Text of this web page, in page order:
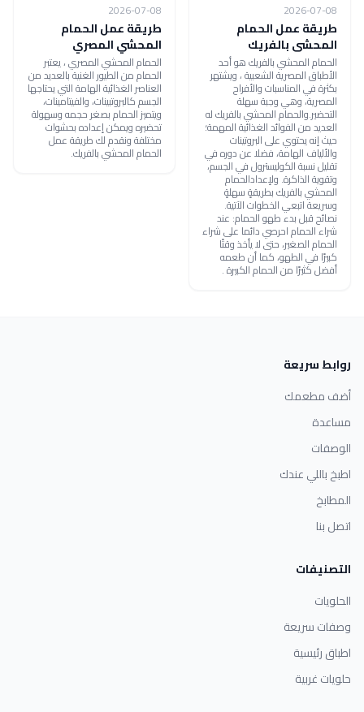
2026-07-08
طريقة عمل الحمام
المحشى بالفريك
الحمام المحشي بالفريك هو أحد
الأطباق المصرية الشعبية ، ويشتهر
بكثرة في المناسبات والأفراح
المصرية، وهي وجبة سهلة
التحضير.والحمام المحشي بالفريك له
العديد من الفوائد الغذائية المهمة؛
حيث إنه يحتوي على البروتينات
والألياف الهامة، فضلا عن دوره في
تقليل نسبة الكوليسترول في الجسم،
وتقوية الذاكرة. ولإعدادالحمام
المحشي بالفريك بطريقةٍ سهلةٍ
وسريعة اتبعي الخطوات الآتية.
نصائح قبل بدء طهو الحمام: عند
شراء الحمام احرصي دائما على شراء
الحمام الصغير، حتى لا يأخذ وقتًا
كبيرًا في الطهو، كما أن طعمه
أفضل كثيرًا من الحمام الكبيرة .
2026-07-08
طريقة عمل الحمام
المحشي المصري
الحمام المحشي المصري ، يعتبر
الحمام من الطيور الغنية بالعديد من
العناصر الغذائية الهامة التي يحتاجها
الجسم كالبروتبينات، والفيتامينات،
ويتميز الحمام بصغر حجمه وسهولة
تحضيره ويمكن إعداده بحشوات
مختلفة ونقدم لك طريقة عمل
الحمام المحشي بالفريك.
روابط سريعة
أضف مطعمك
مساعدة
الوصفات
اطبخ باللي عندك
المطابخ
اتصل بنا
التصنيفات
الحلويات
وصفات سريعة
اطباق رئيسية
حلويات غربية